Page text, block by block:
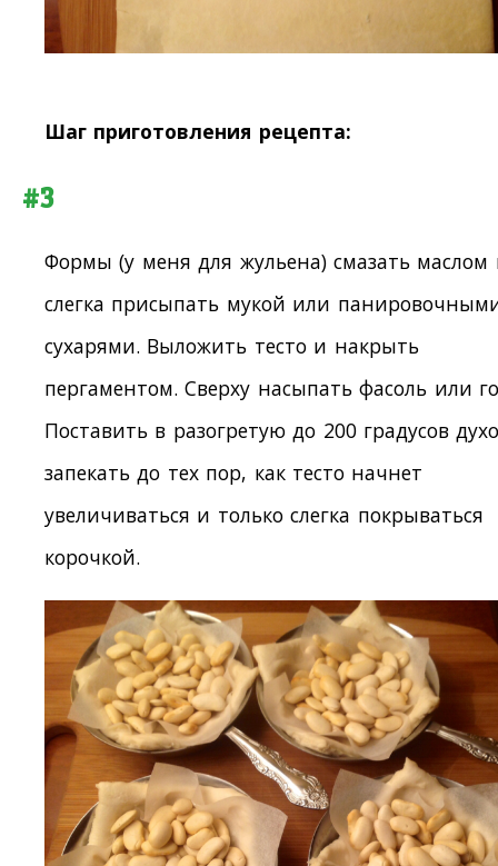
Шаг приготовления рецепта:
#3
Формы (у меня для жульена) смазать маслом
слегка присыпать мукой или
сухарями. Выложить тесто и накрыть
пергаментом. Сверху насыпать фасоль или
Поставить в разогретую до 200 градусов
запекать до тех пор, как тесто начнет
увеличиваться и только слегка покрываться
корочкой.